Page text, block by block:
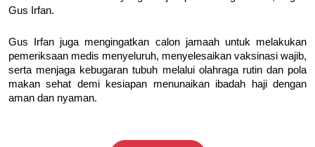
Gus Irfan.
Gus Irfan juga mengingatkan calon jamaah untuk melakukan
pemeriksaan medis menyeluruh, menyelesaikan vaksinasi wajib,
serta menjaga kebugaran tubuh melalui olahraga rutin dan pola
makan sehat demi kesiapan menunaikan ibadah haji dengan
aman dan nyaman.